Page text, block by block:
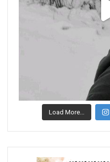
Load More...